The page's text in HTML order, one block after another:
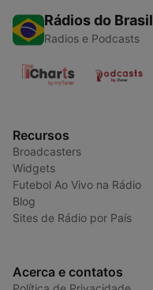
Rádios do Brasil
Radios e Podcasts
Recursos
Broadcasters
Widgets
Futebol Ao Vivo na Rádio
Blog
Sites de Rádio por País
Acerca e contatos